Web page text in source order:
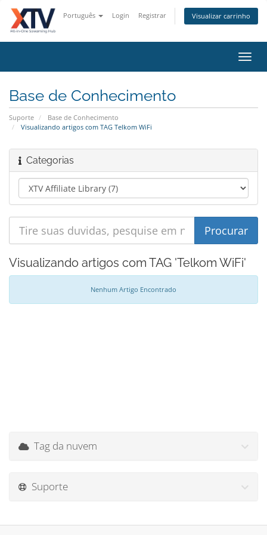
Português Login Registrar Visualizar carrinho
Base de Conhecimento
Suporte
Base de Conhecimento
Visualizando artigos com TAG Telkom WiFi
Categorias
Visualizando artigos com TAG 'Telkom WiFi'
Nenhum Artigo Encontrado
Tag da nuvem
Suporte